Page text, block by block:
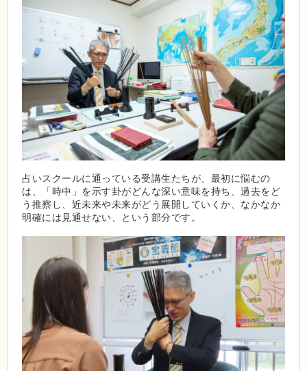
占いスクールに通っている受講生たちが、最初に悩むの
は、「時中」を示す卦がどんな深い意味を持ち、過去をど
う推察し、近未来や未来がどう展開していくか、なかなか
明確には見通せない、という部分です。